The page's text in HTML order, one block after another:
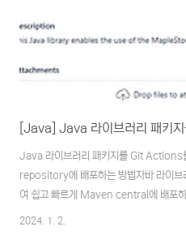
Java 라이브러리 패키지를 Git
repository에 배포하는 방법자바 라이
여 쉽고 빠르게 Maven central에 배포
서는 sonatype의 정책 변경으로 인해
2024. 1. 2.